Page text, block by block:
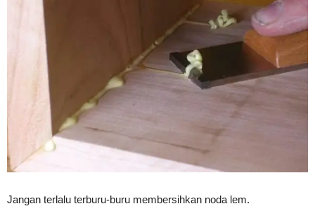
Jangan terlalu terburu-buru membersihkan noda lem.